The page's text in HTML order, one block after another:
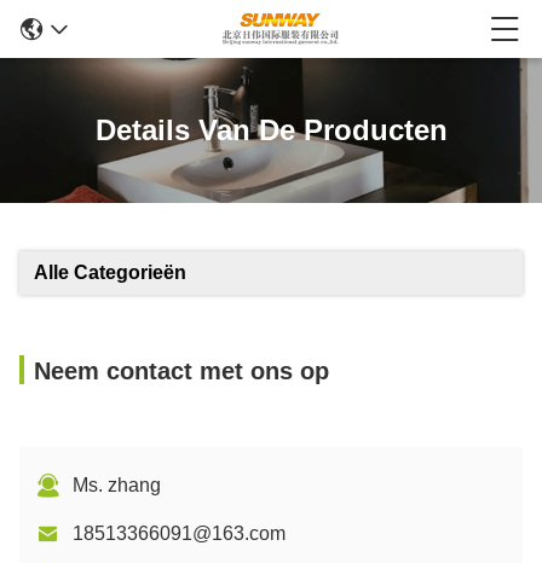
Details Van De Producten
Alle Categorieën
Neem contact met ons op
Ms. zhang
18513366091@163.com